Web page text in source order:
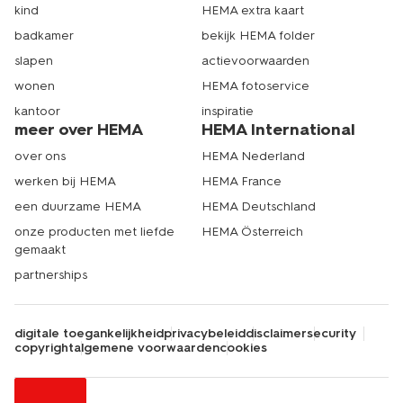
kind
badkamer
slapen
wonen
kantoor
HEMA extra kaart
bekijk HEMA folder
actievoorwaarden
HEMA fotoservice
inspiratie
meer over HEMA
over ons
werken bij HEMA
een duurzame HEMA
onze producten met liefde
gemaakt
partnerships
HEMA International
HEMA Nederland
HEMA France
HEMA Deutschland
HEMA Österreich
digitale toegankelijkheidprivacybeleiddisclaimersecurity
copyrightalgemene voorwaardencookies